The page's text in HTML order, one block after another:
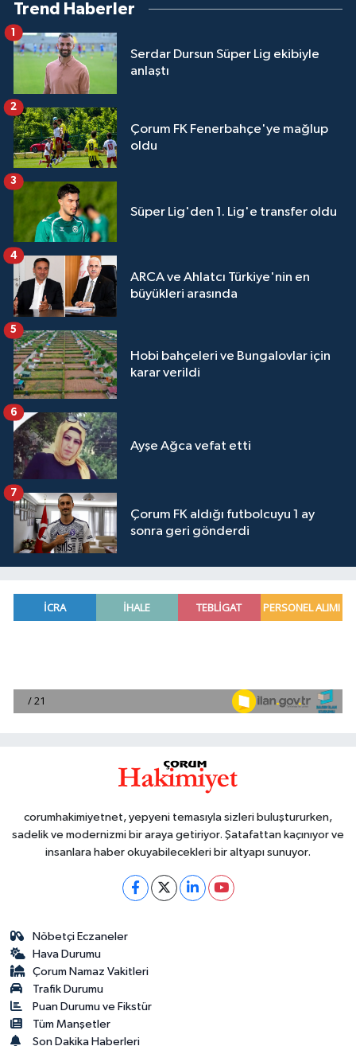
Trend Haberler
Serdar Dursun Süper Lig ekibiyle
anlaştı
1
Çorum FK Fenerbahçe'ye mağlup
oldu
2
Süper Lig'den 1. Lig'e transfer oldu
3
ARCA ve Ahlatcı Türkiye'nin en
büyükleri arasında
4
Hobi bahçeleri ve Bungalovlar için
karar verildi
5
Ayşe Ağca vefat etti
6
Çorum FK aldığı futbolcuyu 1 ay
sonra geri gönderdi
7
corumhakimiyetnet, yepyeni temasıyla sizleri buluştururken,
sadelik ve modernizmi bir araya getiriyor. Şatafattan kaçınıyor ve
insanlara haber okuyabilecekleri bir altyapı sunuyor.
Nöbetçi Eczaneler
Hava Durumu
Çorum Namaz Vakitleri
Trafik Durumu
Puan Durumu ve Fikstür
Tüm Manşetler
Son Dakika Haberleri